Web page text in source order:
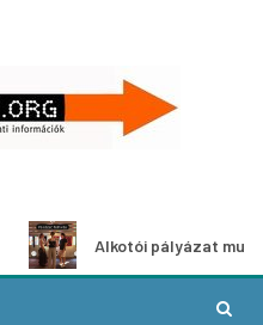
Alkotói pályázat